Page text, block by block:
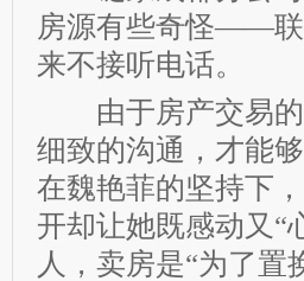
房源有些奇怪——联
来不接听电话。
由于房产交易的
细致的沟通，才能
在魏艳菲的坚持下
开却让她既感动又“
人，卖房是“为了